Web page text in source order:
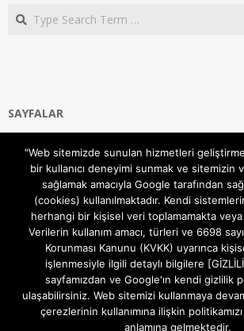
Search
SAYFALAR
Gizlilik ve Çerezler (Cookies) Politikası
Hakkımızda
İletişim Kanalları
MODEM KURULUM
TEKNİK DESTEK
TELEVİZYON SİSTEMLERİ
"Web sitemizde sunulan hizmetleri
bir kullanıcı deneyimi sunmak ve sitemizin
sağlamak amacıyla Google tarafından
(cookies) kullanılmaktadır. Kendi
herhangi bir kişisel veri toplamamakta
Verilerin kullanım amacı, türleri ve 6698
Korunması Kanunu (KVKK) uyarınca
işlenmesiyle ilgili detaylı bilgilere
sayfamızdan ve Google'ın kendi gizlilik
ulaşabilirsiniz. Web sitemizi kullanmaya
çerezlerinin kullanımına ilişkin
anlamına gelmektedir.